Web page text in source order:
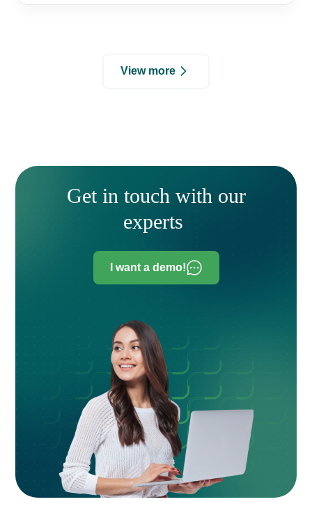
View more
Get in touch with our
experts
I want a demo!